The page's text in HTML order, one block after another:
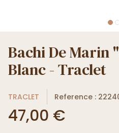
Bachi De Marin
Blanc - Traclet
TRACLET Reference :
47,00 €